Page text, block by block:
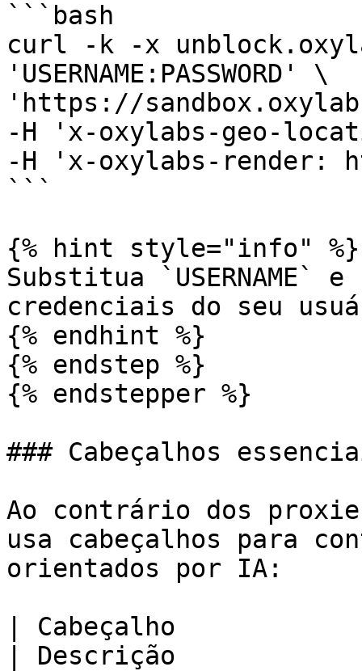
```bash
curl -k -x
'USERNAME:PASSWORD' \
'https://
-H 'x-oxylabs-geo-
-H 'x-oxylabs-render:
```
{% hint style="info" %}
Substitua `USERNAME` e
credenciais do seu
{% endhint %}
{% endstep %}
{% endstepper %}
### Cabeçalhos
Ao contrário dos
usa cabeçalhos para
orientados por IA:
| Cabeçalho
| Descrição